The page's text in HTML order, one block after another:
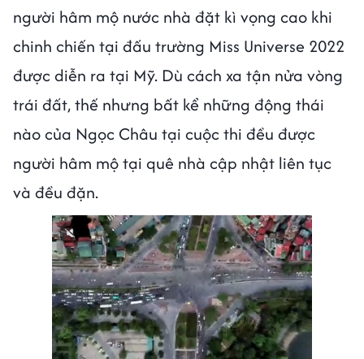
người hâm mộ nước nhà đặt kì vọng cao khi
chinh chiến tại đấu trường Miss Universe 2022
được diễn ra tại Mỹ. Dù cách xa tận nửa vòng
trái đất, thế nhưng bất kể những động thái
nào của Ngọc Châu tại cuộc thi đều được
người hâm mộ tại quê nhà cập nhật liên tục
và đều đặn.